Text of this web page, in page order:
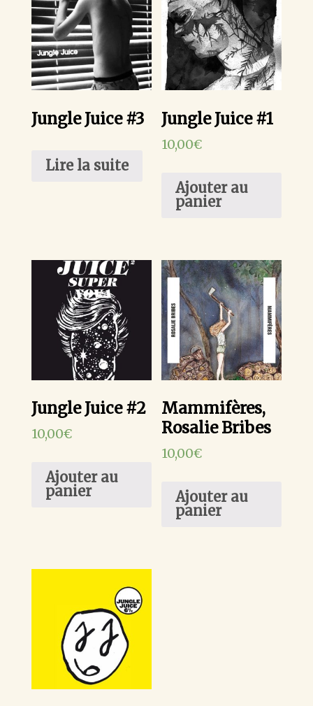
Jungle Juice #3
Lire la suite
Jungle Juice #1
10,00€
Ajouter au
panier
Jungle Juice #2
10,00€
Ajouter au
panier
Mammifères,
Rosalie Bribes
10,00€
Ajouter au
panier